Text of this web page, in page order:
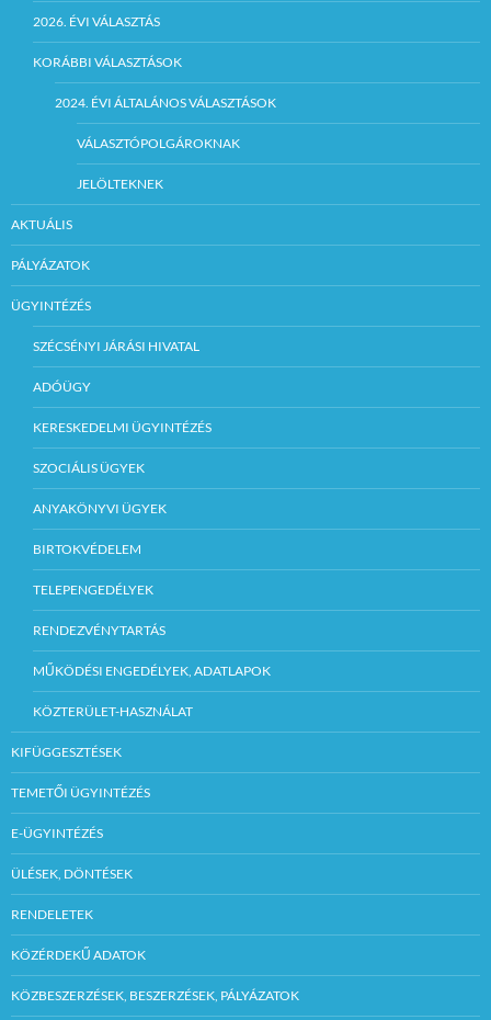
2026. ÉVI VÁLASZTÁS
KORÁBBI VÁLASZTÁSOK
2024. ÉVI ÁLTALÁNOS VÁLASZTÁSOK
VÁLASZTÓPOLGÁROKNAK
JELÖLTEKNEK
AKTUÁLIS
PÁLYÁZATOK
ÜGYINTÉZÉS
SZÉCSÉNYI JÁRÁSI HIVATAL
ADÓÜGY
KERESKEDELMI ÜGYINTÉZÉS
SZOCIÁLIS ÜGYEK
ANYAKÖNYVI ÜGYEK
BIRTOKVÉDELEM
TELEPENGEDÉLYEK
RENDEZVÉNYTARTÁS
MŰKÖDÉSI ENGEDÉLYEK, ADATLAPOK
KÖZTERÜLET-HASZNÁLAT
KIFÜGGESZTÉSEK
TEMETŐI ÜGYINTÉZÉS
E-ÜGYINTÉZÉS
ÜLÉSEK, DÖNTÉSEK
RENDELETEK
KÖZÉRDEKŰ ADATOK
KÖZBESZERZÉSEK, BESZERZÉSEK, PÁLYÁZATOK